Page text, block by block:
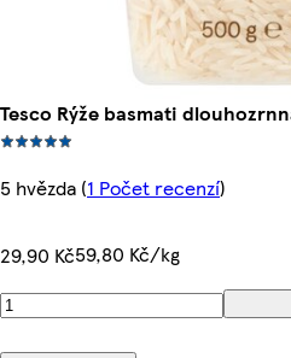
Tesco Rýže basmati
5 hvězda (1 Počet recenzí)
29,90 Kč59,80 Kč/kg